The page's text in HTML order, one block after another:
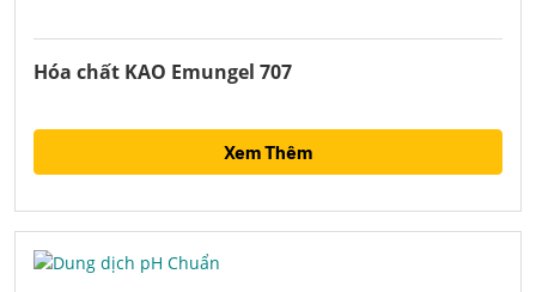
Hóa chất KAO Emungel 707
Xem Thêm